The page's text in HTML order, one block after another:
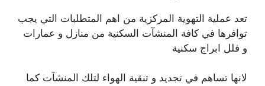
تعد عملية التهوية المركزية من اهم المتطلبات التي يجب
توافرها في كافة المنشآت السكنية من منازل و عمارات
و فلل ابراج سكنية
لانها تساهم في تجديد و تنقية الهواء لتلك المنشآت كما